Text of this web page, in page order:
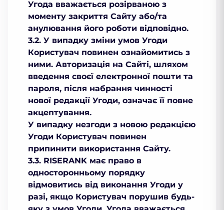
Угода вважається розірваною з
моменту закриття Сайту або/та
анулювання його роботи відповідно.
3.2. У випадку зміни умов Угоди
Користувач повинен ознайомитись з
ними. Авторизація на Сайті, шляхом
введення своєї електронної пошти та
пароля, після набрання чинності
нової редакції Угоди, означає її повне
акцептування.
У випадку незгоди з новою редакцією
Угоди Користувач повинен
припинити використання Сайту.
3.3. RISERANK має право в
односторонньому порядку
відмовитись від виконання Угоди у
разі, якщо Користувач порушив будь-